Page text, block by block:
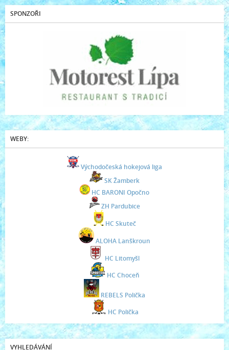
SPONZOŘI
WEBY:
Východočeská hokejová liga
SK Žamberk
HC BARONI Opočno
ZH Pardubice
HC Skuteč
ALOHA Lanškroun
HC Litomyšl
HC Choceň
REBELS Polička
HC Polička
VYHLEDÁVÁNÍ